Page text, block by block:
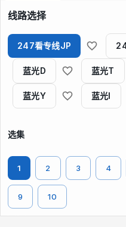
线路选择
247看专线JP
蓝光D 蓝光T
蓝光Y 蓝光I
选集
1 2 3 4
9 10